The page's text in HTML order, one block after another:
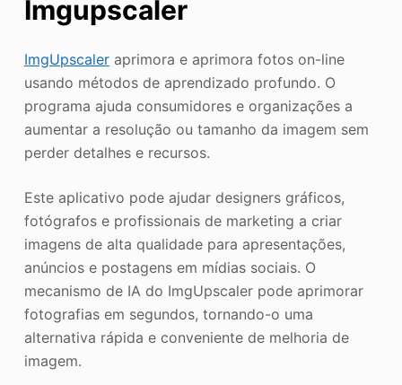
Imgupscaler
ImgUpscaleraprimora e aprimora fotos on-line
usando métodos de aprendizado profundo. O
programa ajuda consumidores e organizações a
aumentar a resolução ou tamanho da imagem sem
perder detalhes e recursos.
Este aplicativo pode ajudar designers gráficos,
fotógrafos e profissionais de marketing a criar
imagens de alta qualidade para apresentações,
anúncios e postagens em mídias sociais. O
mecanismo de IA do ImgUpscaler pode aprimorar
fotografias em segundos, tornando-o uma
alternativa rápida e conveniente de melhoria de
imagem.